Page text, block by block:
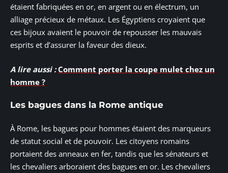
étaient fabriquées en or, en argent ou en électrum, un
alliage précieux de métaux. Les Égyptiens croyaient que
ces bijoux avaient le pouvoir de repousser les mauvais
esprits et d’assurer la faveur des dieux.
A lire aussi : Comment porter la coupe mulet chez un
homme ?
Les bagues dans la Rome antique
À Rome, les bagues pour hommes étaient des marqueurs
de statut social et de pouvoir. Les citoyens romains
portaient des anneaux en fer, tandis que les sénateurs et
les chevaliers arboraient des bagues en or. Les chevaliers